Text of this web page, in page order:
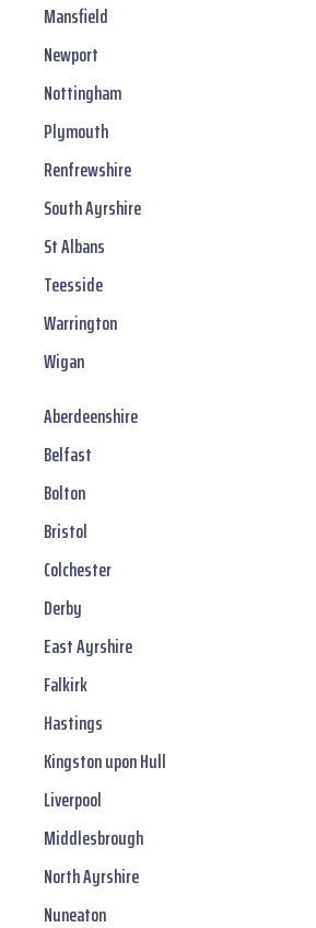
Mansfield
Newport
Nottingham
Plymouth
Renfrewshire
South Ayrshire
St Albans
Teesside
Warrington
Wigan
Aberdeenshire
Belfast
Bolton
Bristol
Colchester
Derby
East Ayrshire
Falkirk
Hastings
Kingston upon Hull
Liverpool
Middlesbrough
North Ayrshire
Nuneaton